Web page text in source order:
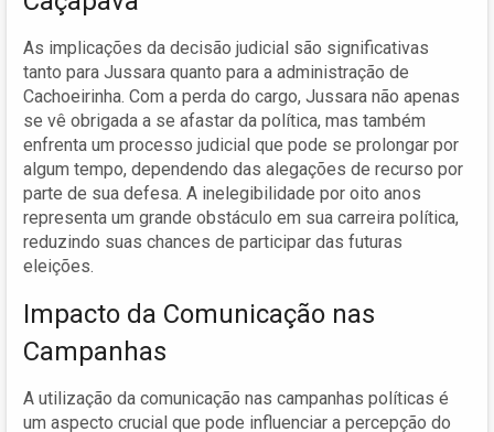
As implicações da decisão judicial são significativas
tanto para Jussara quanto para a administração de
Cachoeirinha. Com a perda do cargo, Jussara não apenas
se vê obrigada a se afastar da política, mas também
enfrenta um processo judicial que pode se prolongar por
algum tempo, dependendo das alegações de recurso por
parte de sua defesa. A inelegibilidade por oito anos
representa um grande obstáculo em sua carreira política,
reduzindo suas chances de participar das futuras
eleições.
Impacto da Comunicação nas
Campanhas
A utilização da comunicação nas campanhas políticas é
um aspecto crucial que pode influenciar a percepção do